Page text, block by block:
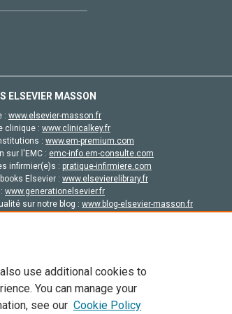
ELSEVIER MASSON
: www.elsevier-masson.fr
clinique : www.clinicalkey.fr
: www.em-premium.com
sur l'EMC : emc-info.em-consulte.com
infirmier(e)s : pratique-infirmiere.com
Elsevier : www.elsevierelibrary.fr
www.generationelsevier.fr
sur notre blog : www.blog-elsevier-masson.fr
licence et ses contributeurs. Tout les droits sont réservés,
use additional cookies to
You can manage your
see our Cookie Policy